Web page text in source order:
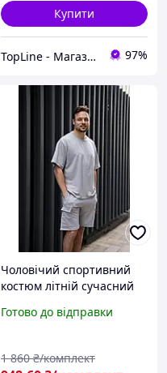
Купити
TopLine - Магазин крутих товарів 97%
Чоловічий спортивний
костюм літній сучасний
футболка якісний світло-
Готово до відправки
1 860 ₴/комплект